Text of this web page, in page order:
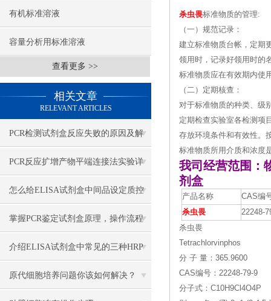
有机标准溶液
容量分析用标准溶液
查看更多 >>
相关文章
RELEVANT ARTICLES
PCR检测试剂盒​反应失败的原因及解
决方法
PCR反应扩增产物平端连接法实验详
述
怎么给ELISA试剂盒中间品设定质控
指标和合格标准？
掌握PCR鉴定试剂盒原理，操作流程
更顺畅
介绍ELISA试剂盒中常见的三种HRP
底物
原代细胞培养问题你该如何解决？
杀虫畏标准物质的管理:
（一）规范记录：
建立标准物质台帐，定期
领用时，记录好领用时的
标准物质应在有效期内使
（二）定期核查：
对于标准物质的种类、级
定期检查实验室各检测项
存放环境条件和有效性。
标准物质所用介质和浓度
我司经营范围：
剂盒
产品名称
CAS编
杀虫畏
22248-
杀虫畏
Tetrachlorvinphos
分 子 量：365.9600
CAS编号：22248-79-9
分子式：C10H9Cl4O4P